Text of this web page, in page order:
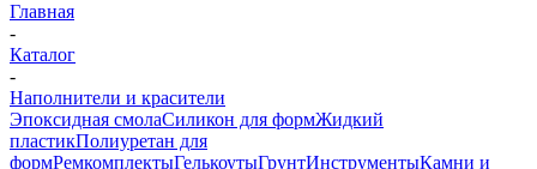
Главная
-
Каталог
-
Наполнители и красители
Эпоксидная смолаСиликон для формЖидкий
пластикПолиуретан для
формРемкомплектыГелькоутыГрунтИнструментыКамни и